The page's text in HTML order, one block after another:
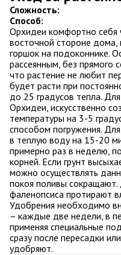
Сложность:
Способ:
Орхидеи комфортно себя
восточной стороне
горшок на подоконнике.
рассеянным, без прямого
что растение не любит
будет расти при
до 25 градусов тепла.
Орхидеи, искусственно
температуры на 3-5
способом погружения.
в теплую воду на 15-20
примерно раз в неделю,
корней. Если грунт
можно осуществлять
покоя поливы
фаленопсиса протирают
Удобрения необходимо
– каждые две недели, в
применяя специальные
сразу после пересадки
удобряют.